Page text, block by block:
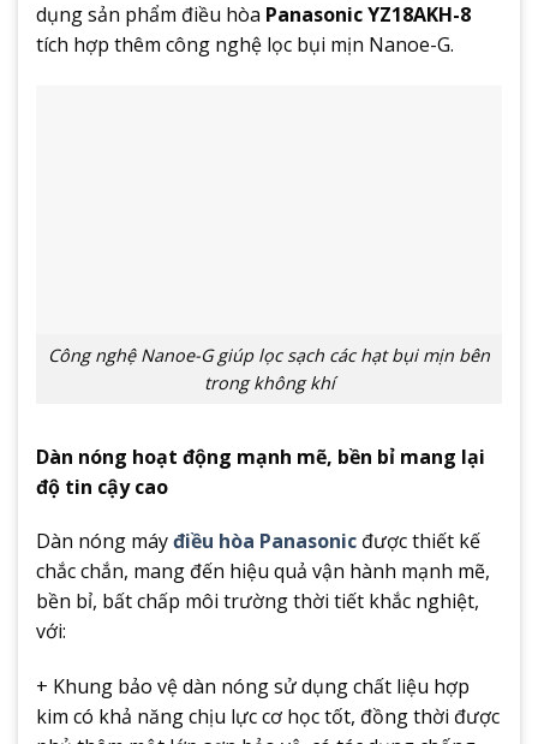
dụng sản phẩm điều hòa Panasonic YZ18AKH-8
tích hợp thêm công nghệ lọc bụi mịn Nanoe-G.
Công nghệ Nanoe-G giúp lọc sạch các hạt bụi mịn bên
trong không khí
Dàn nóng hoạt động mạnh mẽ, bền bỉ mang lại
độ tin cậy cao
Dàn nóng máyđiều hòa Panasonic được thiết kế
chắc chắn, mang đến hiệu quả vận hành mạnh mẽ,
bền bỉ, bất chấp môi trường thời tiết khắc nghiệt,
với:
+ Khung bảo vệ dàn nóng sử dụng chất liệu hợp
kim có khả năng chịu lực cơ học tốt, đồng thời được